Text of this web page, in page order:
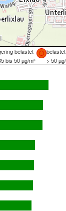
belastet
belastet
bis 50 µg/m³ > 50